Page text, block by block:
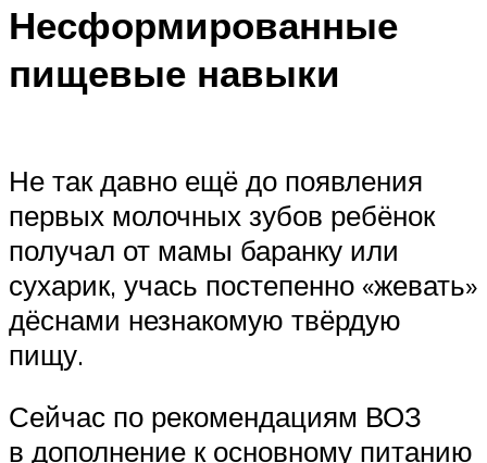
Несформированные
пищевые навыки
Не так давно ещё до появления
первых молочных зубов ребёнок
получал от мамы баранку или
сухарик, учась постепенно «жевать»
дёснами незнакомую твёрдую
пищу.
Сейчас по рекомендациям ВОЗ
в дополнение к основному питанию